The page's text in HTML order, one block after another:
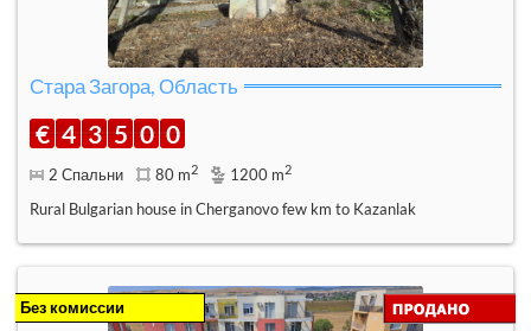
Стара Загора, Область
€ 4 3 5 0 0
2 Спальни 80 m2 1200 m2
Rural Bulgarian house in Cherganovo few km to Kazanlak
Без комиссии